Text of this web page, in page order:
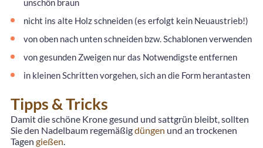
unschön braun
nicht ins alte Holz schneiden (es erfolgt kein Neuaustrieb!)
von oben nach unten schneiden bzw. Schablonen verwenden
von gesunden Zweigen nur das Notwendigste entfernen
in kleinen Schritten vorgehen, sich an die Form herantasten
Tipps & Tricks
Damit die schöne Krone gesund und sattgrün bleibt, sollten
Sie den Nadelbaum regemäßigdüngen und an trockenen
Tagen gießen.